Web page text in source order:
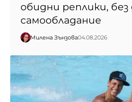
обидни реплики,
самообладание
Милена Зънзова04.08.2026